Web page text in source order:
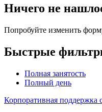
Ничего не
Попробуйте изменить
Быстрые
Полная занятость
Полный день
Корпоративная поддержка